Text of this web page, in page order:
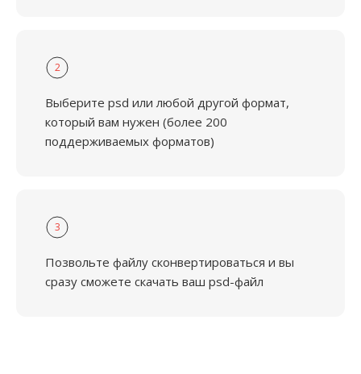
2
Выберите psd или любой другой формат,
который вам нужен (более 200
поддерживаемых форматов)
3
Позвольте файлу сконвертироваться и вы
сразу сможете скачать ваш psd-файл